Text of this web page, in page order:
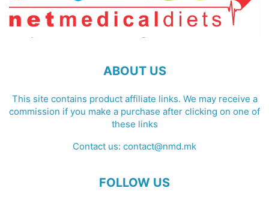
ABOUT US
This site contains product affiliate links. We may receive a
commission if you make a purchase after clicking on one of
these links
Contact us: contact@nmd.mk
FOLLOW US